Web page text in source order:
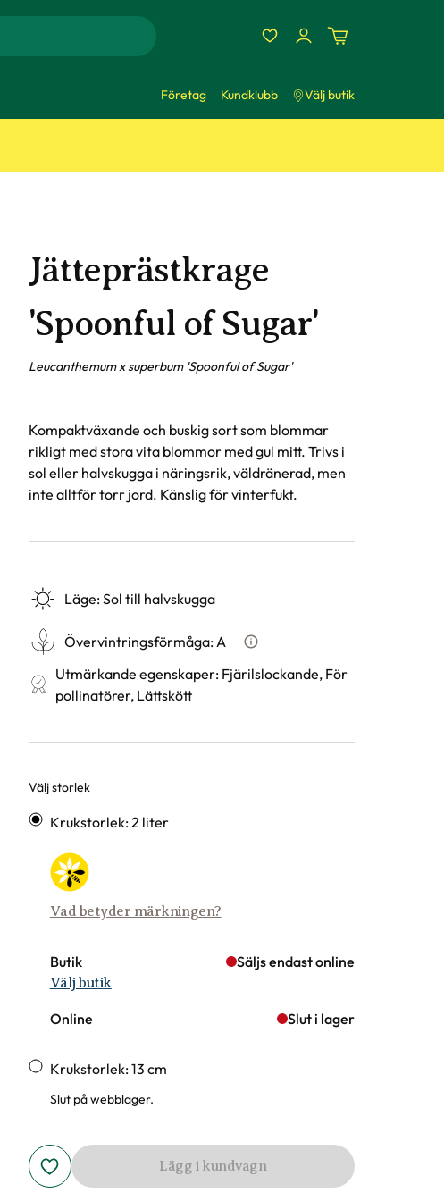
Företag Kundklubb Välj butik
Jätteprästkrage
'Spoonful of Sugar'
Leucanthemum x superbum 'Spoonful of Sugar'
Kompaktväxande och buskig sort som blommar
rikligt med stora vita blommor med gul mitt. Trivs i
sol eller halvskugga i näringsrik, väldränerad, men
inte alltför torr jord. Känslig för vinterfukt.
Läge:Sol till halvskugga
Övervintringsförmåga:A
Vad betyder
Utmärkande egenskaper: Fjärilslockande, För
pollinatörer, Lättskött
Välj storlek
Varianter
Krukstorlek: 2 liter
Vad betyder märkningen?
Butik Säljs endast online
Välj butik
Online Slut i lager
Krukstorlek: 13 cm
Slut på webblager.
Lägg i kundvagn